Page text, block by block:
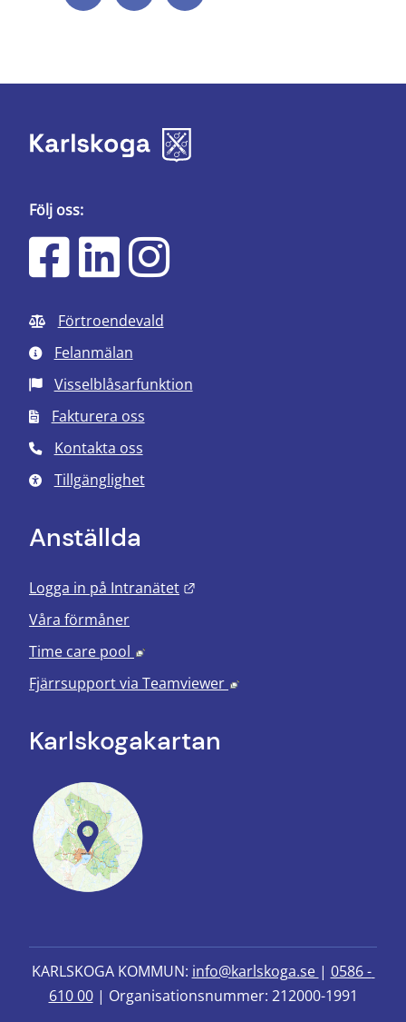
Följ oss:
Förtroendevald
Felanmälan
Visselblåsarfunktion
Fakturera oss
Kontakta oss
Tillgänglighet
Anställda
Logga in på Intranätet
Våra förmåner
Time care pool
Länk till annan webbplats, öppnas i
Fjärrsupport via Teamviewer Länk till annan
Karlskoga­kartan
KARLSKOGA KOMMUN: info@karlskoga.se | 0586 -
610 00 | Organisationsnummer: 212000-1991